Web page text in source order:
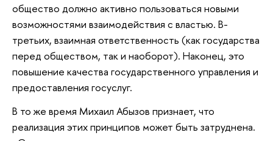
общество должно активно пользоваться новыми
возможностями взаимодействия с властью. В-
третьих, взаимная ответственность (как государства
перед обществом, так и наоборот). Наконец, это
повышение качества государственного управления и
предоставления госуслуг.
В то же время Михаил Абызов признает, что
реализация этих принципов может быть затруднена.